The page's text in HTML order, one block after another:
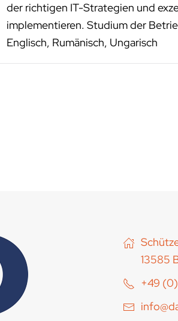
der richtigen IT-Strategien und
implementieren. Studium der
Englisch, Rumänisch, Ungarisch
13585
+49